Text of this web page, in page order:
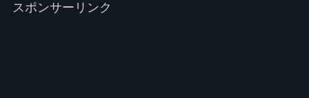
スポンサーリンク